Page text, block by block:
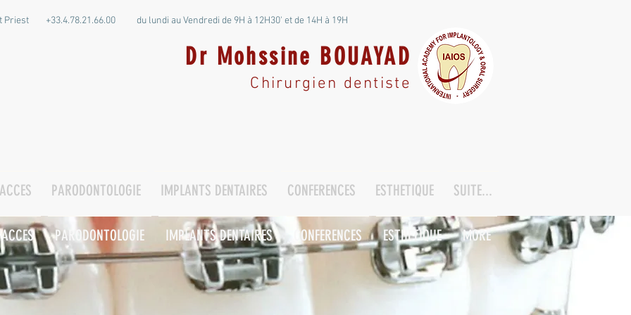
Priest +33.4.78.21.66.00 du lundi au Vendredi de 9H à 12H30' et de 14H à 19H
PARODONTOLOGIE IMPLANTS DENTAIRES CONFERENCES ESTHETIQUE MORE
Dr Mohssine BOUAYAD
Chirurgien dentiste
PARODONTOLOGIE IMPLANTS DENTAIRES CONFERENCES ESTHETIQUE SUITE...